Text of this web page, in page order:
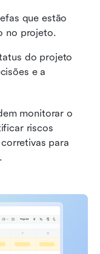
que estão
no projeto.
do projeto
e a
monitorar o
riscos
para